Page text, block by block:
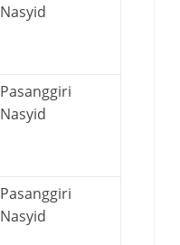
Nasyid
Pasanggiri
Nasyid
Pasanggiri
Nasyid